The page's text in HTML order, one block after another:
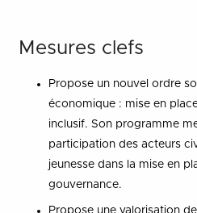
Mesures clefs
Propose un nouvel ordre
économique : mise en
inclusif. Son programme
participation des acteurs
jeunesse dans la mise en
gouvernance.
Propose une valorisation